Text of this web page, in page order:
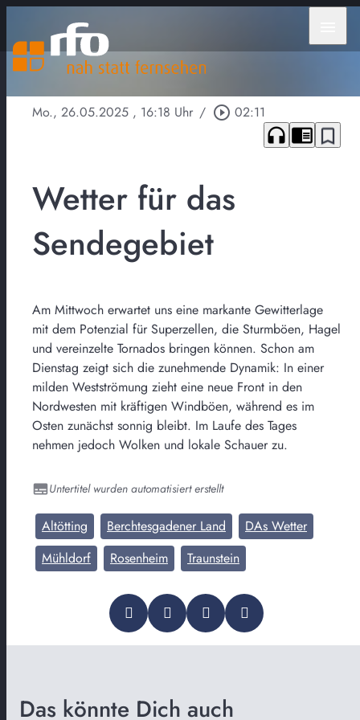
Mo., 26.05.2025 , 16:18 Uhr / play_circle_outline 02:11
headphones chrome_reader_mode bookmark_border
Wetter für das
Sendegebiet
Am Mittwoch erwartet uns eine markante Gewitterlage
mit dem Potenzial für Superzellen, die Sturmböen, Hagel
und vereinzelte Tornados bringen können. Schon am
Dienstag zeigt sich die zunehmende Dynamik: In einer
milden Westströmung zieht eine neue Front in den
Nordwesten mit kräftigen Windböen, während es im
Osten zunächst sonnig bleibt. Im Laufe des Tages
nehmen jedoch Wolken und lokale Schauer zu.
Untertitel wurden automatisiert erstellt
Altötting Berchtesgadener Land
DAs Wetter
Mühldorf
Rosenheim Traunstein
Das könnte Dich auch